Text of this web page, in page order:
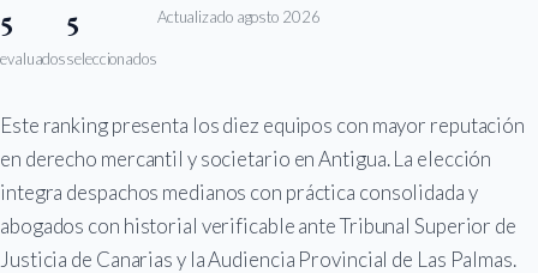
Metodología
Ser evaluado
5
evaluados
5
seleccionados
Actualizado agosto 2026
Este ranking presenta los diez equipos con mayor reputación
en derecho mercantil y societario en Antigua. La elección
integra despachos medianos con práctica consolidada y
abogados con historial verificable ante Tribunal Superior de
Justicia de Canarias y la Audiencia Provincial de Las Palmas.